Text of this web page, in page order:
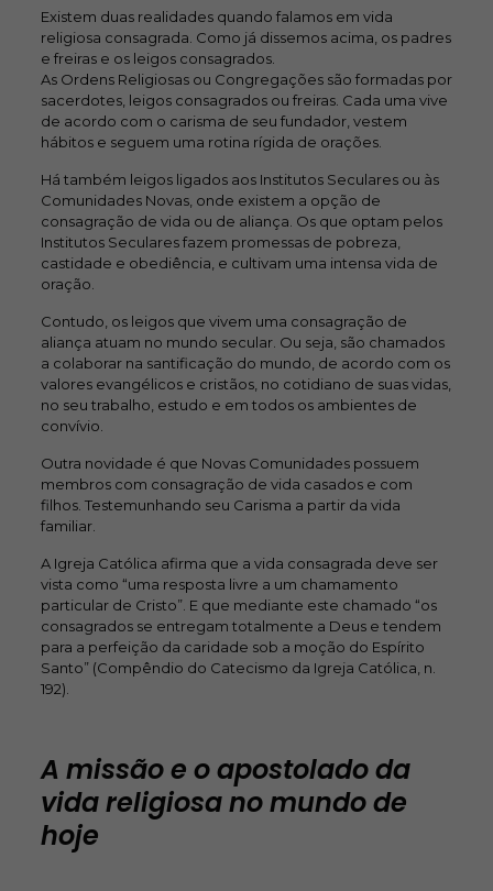
Existem duas realidades quando falamos em vida
religiosa consagrada. Como já dissemos acima, os padres
e freiras e os leigos consagrados.
As Ordens Religiosas ou Congregações são formadas por
sacerdotes, leigos consagrados ou freiras. Cada uma vive
de acordo com o carisma de seu fundador, vestem
hábitos e seguem uma rotina rígida de orações.
Há também leigos ligados aos Institutos Seculares ou às
Comunidades Novas, onde existem a opção de
consagração de vida ou de aliança. Os que optam pelos
Institutos Seculares fazem promessas de pobreza,
castidade e obediência, e cultivam uma intensa vida de
oração.
Contudo, os leigos que vivem uma consagração de
aliança atuam no mundo secular. Ou seja, são chamados
a colaborar na santificação do mundo, de acordo com os
valores evangélicos e cristãos, no cotidiano de suas vidas,
no seu trabalho, estudo e em todos os ambientes de
convívio.
Outra novidade é que Novas Comunidades possuem
membros com consagração de vida casados e com
filhos. Testemunhando seu Carisma a partir da vida
familiar.
A Igreja Católica afirma que a vida consagrada deve ser
vista como “uma resposta livre a um chamamento
particular de Cristo”. E que mediante este chamado “os
consagrados se entregam totalmente a Deus e tendem
para a perfeição da caridade sob a moção do Espírito
Santo” (Compêndio do Catecismo da Igreja Católica, n.
192).
A missão e o apostolado da
vida religiosa no mundo de
hoje